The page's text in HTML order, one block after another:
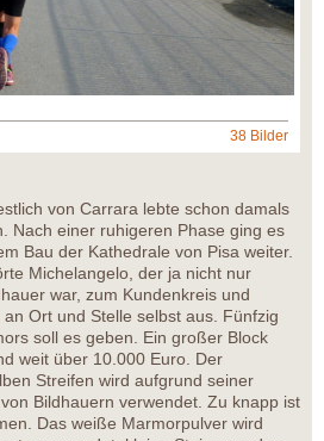
38 Bilder
von Carrara lebte schon damals
Nach einer ruhigeren Phase ging es
Bau der Kathedrale von Pisa weiter.
Michelangelo, der ja nicht nur
war, zum Kundenkreis und
Ort und Stelle selbst aus. Fünfzig
soll es geben. Ein großer Block
weit über 10.000 Euro. Der
Streifen wird aufgrund seiner
Bildhauern verwendet. Zu knapp ist
Das weiße Marmorpulver wird